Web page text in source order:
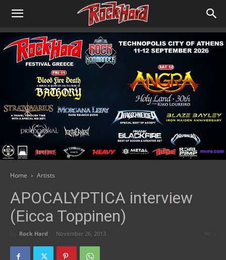
Home Artists
APOCALYPTICA interview
(Eicca Toppinen)
Rock Hard November 26, 2013